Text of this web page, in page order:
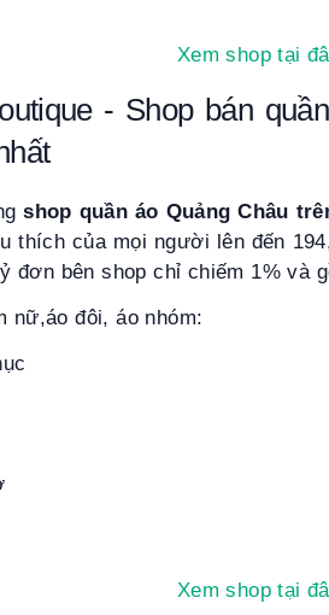
Xem shop tại
- Shop bán
shop quần áo Quảng Châu
thích của mọi người lên đến
đơn bên shop chỉ chiếm 1% và
nữ,áo đôi, áo nhóm:
Xem shop tại